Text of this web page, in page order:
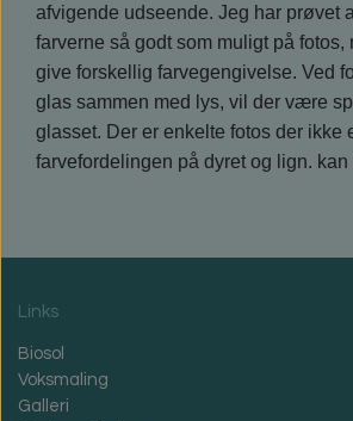
afvigende udseende. Jeg har prøvet
farverne så godt som muligt på
give forskellig farvegengivelse. Ved
glas sammen med lys, vil der være
glasset. Der er enkelte fotos der ikke
farvefordelingen på dyret og lign. kan
Links
Biosol
Voksmaling
Galleri